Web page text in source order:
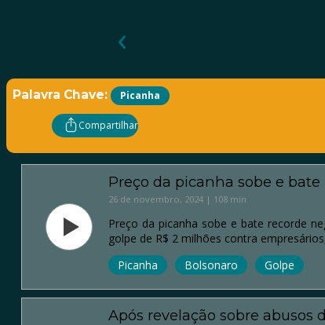
‹
Palavra Chave: Picanha
Compartilhar
Preço da picanha sobe e
26 de novembro, 2024 | 108 min
Preço da picanha sobe e bate recorde
golpe de R$ 2 milhões contra
Picanha
Bolsonaro Golpe
Após revelação sobre abusos